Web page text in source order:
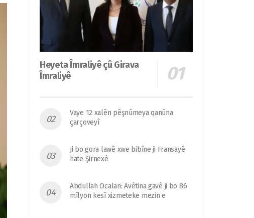
Heyeta Îmraliyê çû Girava
Îmraliyê
Vaye 12 xalên pêşnûmeya qanûna
çarçoveyî
Ji bo gora lawê xwe bibîne ji Fransayê
hate Şirnexê
Abdullah Ocalan: Avêtina gavê ji bo 86
mîlyon kesî xizmeteke mezin e